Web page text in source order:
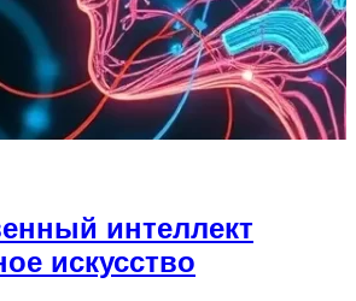
интеллект
искусство